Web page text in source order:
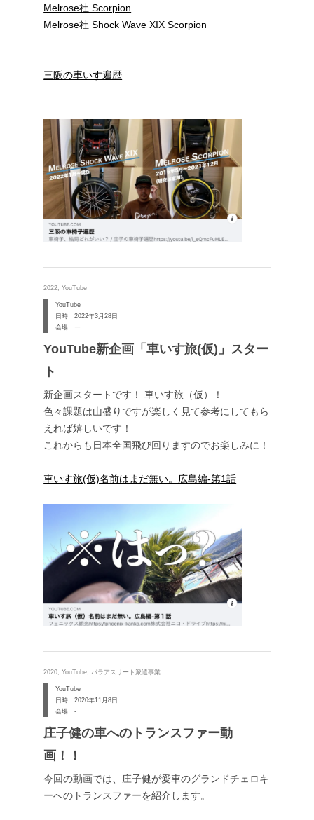
Melrose社 Scorpion
Melrose社 Shock Wave XIX Scorpion
三阪の車いす遍歴
2022, YouTube
YouTube
日時：2022年3月28日
会場：ー
YouTube新企画「車いす旅(仮)」スター
ト
新企画スタートです！ 車いす旅（仮）！
色々課題は山盛りですが楽しく見て参考にしてもら
えれば嬉しいです！
これからも日本全国飛び回りますのでお楽しみに！
車いす旅(仮)名前はまだ無い。広島編-第1話
2020, YouTube, パラアスリート派遣事業
YouTube
日時：2020年11月8日
会場：-
庄子健の車へのトランスファー動
画！！
今回の動画では、庄子健が愛車のグランドチェロキ
ーへのトランスファーを紹介します。